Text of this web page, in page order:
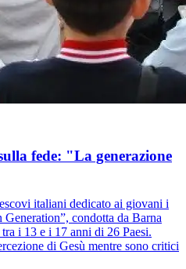
fede: "La generazione
italiani dedicato ai giovani i
condotta da Barna
i 13 e i 17 anni di 26 Paesi.
di Gesù mentre sono critici